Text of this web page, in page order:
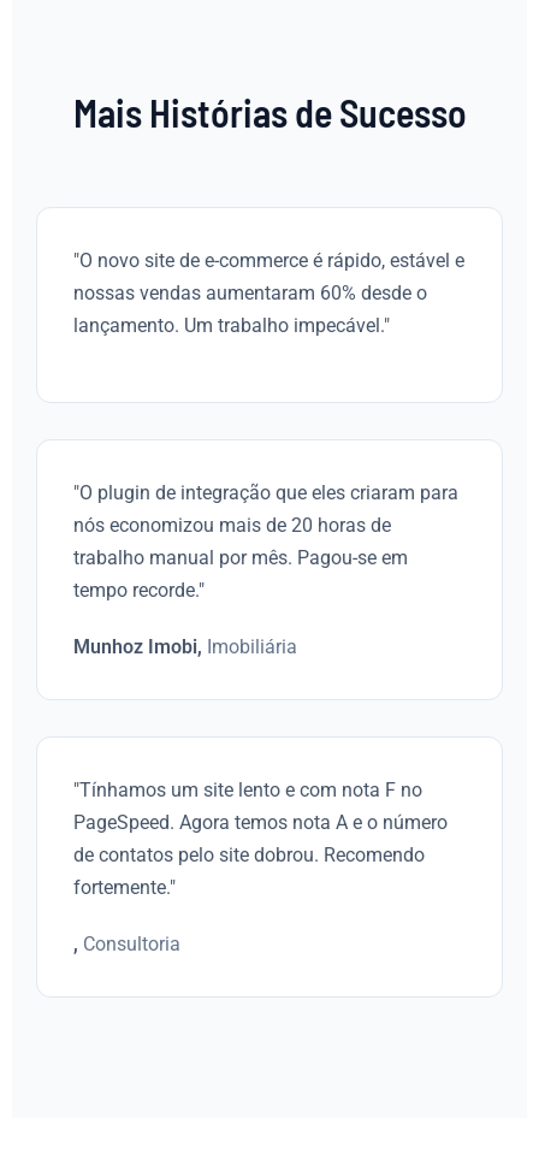
Mais Histórias de Sucesso
"O novo site de e-commerce é rápido, estável e
nossas vendas aumentaram 60% desde o
lançamento. Um trabalho impecável."
"O plugin de integração que eles criaram para
nós economizou mais de 20 horas de
trabalho manual por mês. Pagou-se em
tempo recorde."
Munhoz Imobi, Imobiliária
"Tínhamos um site lento e com nota F no
PageSpeed. Agora temos nota A e o número
de contatos pelo site dobrou. Recomendo
fortemente."
, Consultoria